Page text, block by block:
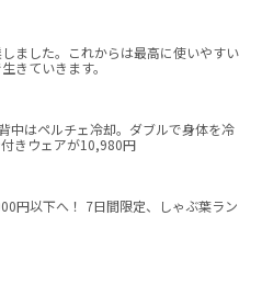
ました。これからは最高に使いやすい
きていきます。
中はペルチェ冷却。ダブルで身体を冷
きウェアが10,980円
円以下へ！ 7日間限定、しゃぶ葉ラン